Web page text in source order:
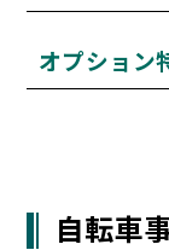
オプション
自転車